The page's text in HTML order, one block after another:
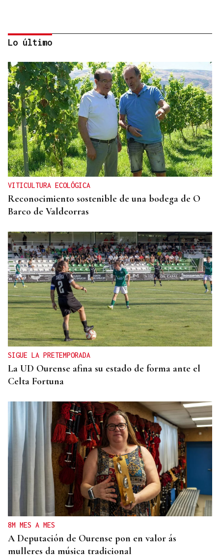
HIDROCARBUROS
La OPEP+ sigue ampliando la oferta de petróleo
para estabilizar el mercado
Lo último
VITICULTURA ECOLÓGICA
Reconocimiento sostenible de una bodega de O
Barco de Valdeorras
SIGUE LA PRETEMPORADA
La UD Ourense afina su estado de forma ante el
Celta Fortuna
8M MES A MES
A Deputación de Ourense pon en valor ás
mulleres da música tradicional